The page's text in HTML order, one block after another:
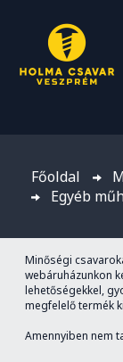
Főoldal
Egyéb
Minőségi
webáruházunkon
lehetőségekkel,
megfelelő termék
Amennyiben nem